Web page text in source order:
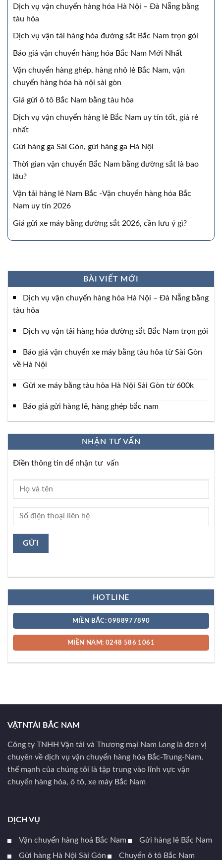
Dịch vụ vận chuyển hàng hóa Hà Nội – Đà Nẵng bằng
tàu hỏa
Dịch vụ vận tải hàng hóa đường sắt Bắc Nam trọn gói
Báo giá vận chuyển hàng hóa Bắc Nam Mới Nhất
Vận chuyển hàng ghép, hàng nhỏ lẻ Bắc Nam, vận
chuyển hàng hóa hà nội sài gòn
Giá gửi ô tô Bắc Nam bằng tàu hỏa
Dịch vụ vận chuyển hàng lẻ Bắc Nam uy tín tốt, giá rẻ
nhất
Gửi hàng ga Sài Gòn, gửi hàng ga Hà Nội
Thời gian vận chuyển Bắc Nam bằng đường sắt là bao
lâu?
Vận tải hàng lẻ Nam Bắc -Vận chuyển hàng hóa Bắc
Nam uy tín 2026
Giá gửi xe máy bằng đường sắt 2026, cần lưu ý gì?
BÀI VIẾT MỚI
Dịch vụ vận chuyển hàng hóa Hà Nội – Đà Nẵng bằng
tàu hỏa
Dịch vụ vận tải hàng hóa đường sắt Bắc Nam trọn gói
Báo giá vận chuyển xe máy bằng tàu hỏa từ Sài Gòn
về Hà Nội
Gửi xe máy bằng tàu hỏa Hà Nội Sài Gòn từ 600k
Báo giá gửi hàng lẻ, hàng ghép bắc nam
NHẬN TƯ VẤN
Điền thông tin dể nhận tư vấn
HOTLINE
MIỀN BẮC: 0988977890
MIỀN NAM: 0248 586 1061
VẬTNTẢI BẮC NAM
Công ty TNHH Vận tải và Thương mại Nam Long là đơn vị
chuyên về dịch vụ vận chuyển hàng hóa Bắc-Trung-Nam,
thế mạnh của chúng tôi là tập trung vào lĩnh vực vận
chuyển hàng hóa, ô tô, xe máy Bắc Nam
DỊCH VỤ
Vận chuyển hàng hoá Bắc Nam
Gửi hàng lẻ Bắc Nam
Gửi hàng Hà Nội Sài Gòn
Chuyển ô tô Bắc Nam